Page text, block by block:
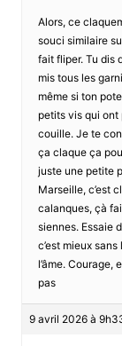
Alors, ce
souci similaire
fait fliper. Tu dis
mis tous les
même si ton
petits vis qui ont
couille. Je te
ça claque ça
juste une petite
Marseille, c’est
calanques, çà
siennes. Essaie
c’est mieux
l’âme. Courage,
pas
9 avril 2026 à